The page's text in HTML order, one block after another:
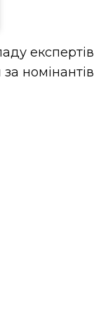
експертів
номінантів